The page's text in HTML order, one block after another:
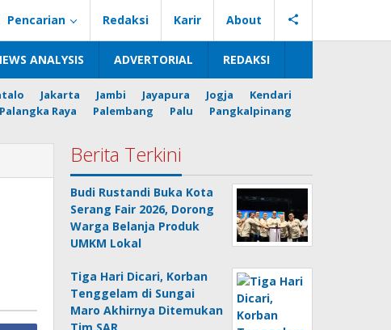
Pencarian Redaksi Karir About
ANALYSIS ADVERTORIAL REDAKSI
Jakarta Jambi Jayapura Jogja
Kendari
Palangka Raya Palembang Palu
Pangkalpinang
Berita Terkini
Budi Rustandi Buka Kota
Serang Fair 2026, Dorong
Warga Belanja Produk
UMKM Lokal
Tiga Hari Dicari, Korban
Tenggelam di Sungai
Maro Akhirnya Ditemukan